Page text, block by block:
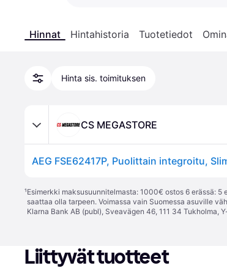
Hinnat Hintahistoria Tuotetiedot
Hinta sis. toimituksen
CS MEGASTORE
¹Esimerkki maksusuunnitelmasta: 1000€ ostos 6 erässä:
saattaa olla tarpeen. Voimassa vain Suomessa asuville
Klarna Bank AB (publ), Sveavägen 46, 111 34 Tukholma,
Liittyvät tuotteet